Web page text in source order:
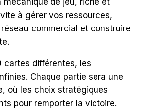
mécanique de jeu, riche et
à gérer vos ressources,
commercial et construire
cartes différentes, les
Chaque partie sera une
où les choix stratégiques
pour remporter la victoire.